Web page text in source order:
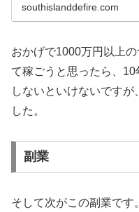
southislanddefire.com
おかげで1000万円以上
て稼ごうと思ったら、
しないといけないですが
した。
副業
そして次がこの副業です。